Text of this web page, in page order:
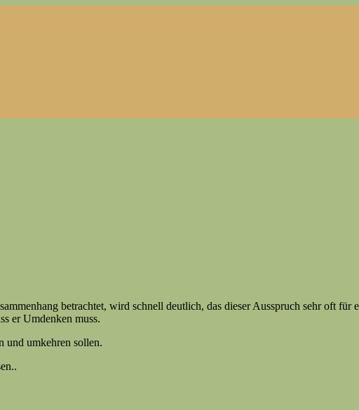
betrachtet, wird schnell deutlich, das dieser Ausspruch sehr oft für
er Umdenken muss.
und umkehren sollen.